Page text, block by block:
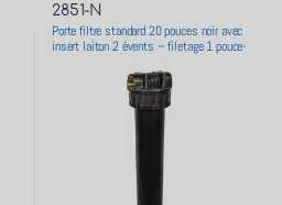
2851-N
Porte filtre standard 20 pouces noir avec
insert laiton 2 évents – filetage 1 pouce-